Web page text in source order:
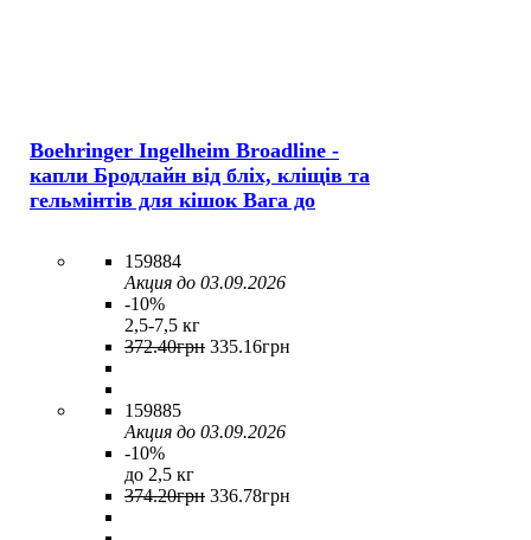
Boehringer Ingelheim Broadline -
капли Бродлайн від бліх, кліщів та
гельмінтів для кішок Вага до
159884
Акция до 03.09.2026
-10%
2,5-7,5 кг
372.40грн 335.16грн
159885
Акция до 03.09.2026
-10%
до 2,5 кг
374.20грн 336.78грн